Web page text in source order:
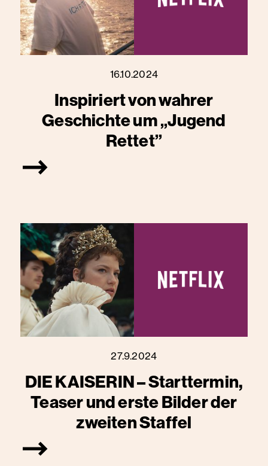
16.10.2024
Inspiriert von wahrer
Geschichte um „Jugend
Rettet”
27.9.2024
DIE KAISERIN – Starttermin,
Teaser und erste Bilder der
zweiten Staffel